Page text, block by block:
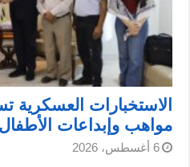
الاستخبارات العسكرية
مواهب وإبداعات
6 أغسطس، 2026